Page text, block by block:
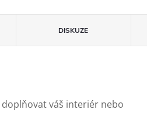
DISKUZE
váš interiér nebo